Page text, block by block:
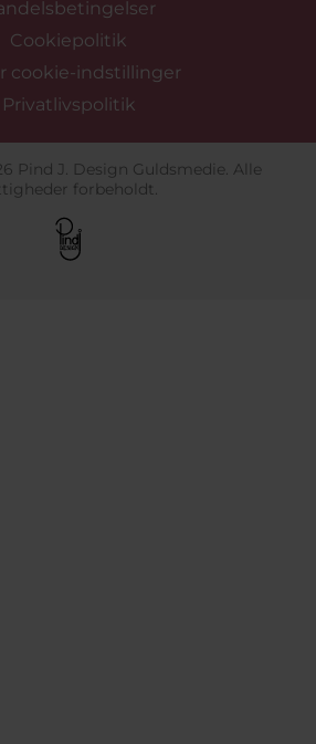
Cookiepolitik
cookie-indstillinger
Privatlivspolitik
Pind J. Design Guldsmedie. Alle
forbeholdt.